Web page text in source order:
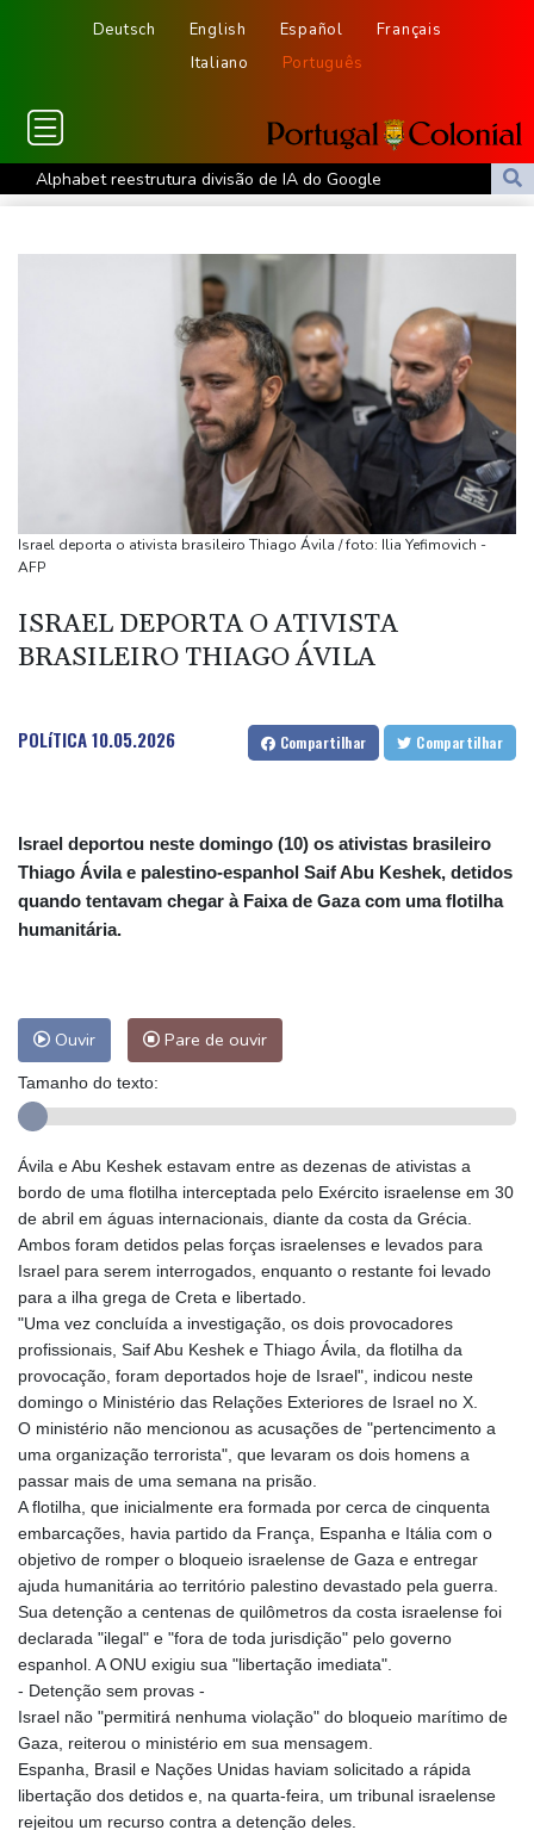
Deutsch English Español
Français
Italiano
Português
Alphabet reestrutura divisão de IA do Google
Ceuta alerta que situação dos menores migrantes é
Alemanha alerta para ‘nova ameaça’ após incidente em
aeroporto-chave para envios à Ucrânia
Mohamed Salah é recebido por multidão na Turquia e veste
camisa do Trabzonspor
Fifa tenta superar crise com pedidos de desculpas e 'apoio total'
Copom volta a reduzir Selic, a 14%, para conter a inflação
Favorito, Zverev perde em sua estreia contra Griekspoor no
Masters 1000 de Montreal
resgatado na Colômbia
Parte de um foguete da SpaceX colidiu com a Lua, segundo
evacuação em massa
Israel deporta o ativista brasileiro Thiago Ávila / foto: Ilia Yefimovich -
AFP
ISRAEL DEPORTA O ATIVISTA
BRASILEIRO THIAGO ÁVILA
POLíTICA10.05.2026 Compartilhar Compartilhar
Israel deportou neste domingo (10) os ativistas brasileiro
Thiago Ávila e palestino-espanhol Saif Abu Keshek, detidos
quando tentavam chegar à Faixa de Gaza com uma flotilha
humanitária.
Ouvir Pare de ouvir
Tamanho do texto:
Ávila e Abu Keshek estavam entre as dezenas de ativistas a
bordo de uma flotilha interceptada pelo Exército israelense em 30
de abril em águas internacionais, diante da costa da Grécia.
Ambos foram detidos pelas forças israelenses e levados para
Israel para serem interrogados, enquanto o restante foi levado
para a ilha grega de Creta e libertado.
"Uma vez concluída a investigação, os dois provocadores
profissionais, Saif Abu Keshek e Thiago Ávila, da flotilha da
provocação, foram deportados hoje de Israel", indicou neste
domingo o Ministério das Relações Exteriores de Israel no X.
O ministério não mencionou as acusações de "pertencimento a
uma organização terrorista", que levaram os dois homens a
passar mais de uma semana na prisão.
A flotilha, que inicialmente era formada por cerca de cinquenta
embarcações, havia partido da França, Espanha e Itália com o
objetivo de romper o bloqueio israelense de Gaza e entregar
ajuda humanitária ao território palestino devastado pela guerra.
Sua detenção a centenas de quilômetros da costa israelense foi
declarada "ilegal" e "fora de toda jurisdição" pelo governo
espanhol. A ONU exigiu sua "libertação imediata".
- Detenção sem provas -
Israel não "permitirá nenhuma violação" do bloqueio marítimo de
Gaza, reiterou o ministério em sua mensagem.
Espanha, Brasil e Nações Unidas haviam solicitado a rápida
libertação dos detidos e, na quarta-feira, um tribunal israelense
rejeitou um recurso contra a detenção deles.